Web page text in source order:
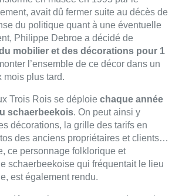
schaerbeekoise qui fréquentait le lieu
est également rendu.
désormais trouver un accord avec la
pour offrir un espace définitif à ce
pour six mois dans le Citizen
temporaire citoyenne dans un ancien
r
ue Godefroid Devreese.
Corbin,Charles Carpreauet
.
le blocus s’invite dans